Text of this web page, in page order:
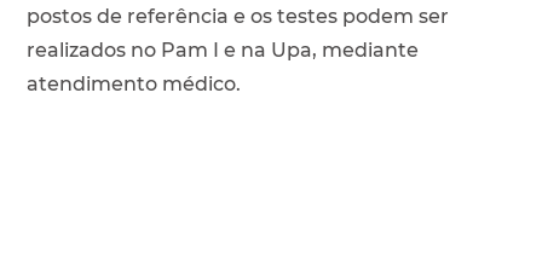
postos de referência e os testes podem ser
realizados no Pam I e na Upa, mediante
atendimento médico.